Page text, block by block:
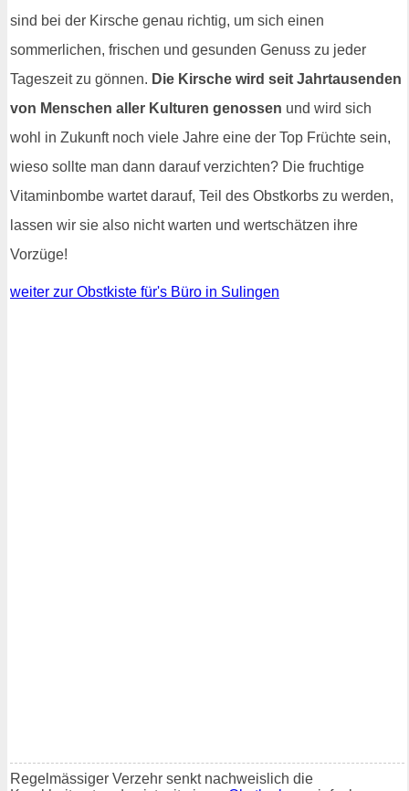
sind bei der Kirsche genau richtig, um sich einen
sommerlichen, frischen und gesunden Genuss zu jeder
Tageszeit zu gönnen. Die Kirsche wird seit Jahrtausenden
von Menschen aller Kulturen genossen und wird sich
wohl in Zukunft noch viele Jahre eine der Top Früchte sein,
wieso sollte man dann darauf verzichten? Die fruchtige
Vitaminbombe wartet darauf, Teil des Obstkorbs zu werden,
lassen wir sie also nicht warten und wertschätzen ihre
Vorzüge!
weiter zur Obstkiste für's Büro in Sulingen
Regelmässiger Verzehr senkt nachweislich die